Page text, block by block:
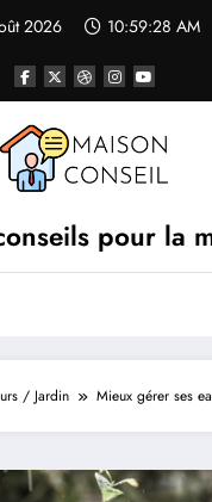
2026 10:59:29 AM
pour la
/ Jardin Mieux gérer ses